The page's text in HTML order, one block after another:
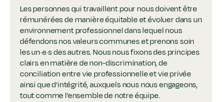
Les personnes qui travaillent pour nous doivent être
rémunérées de manière équitable et évoluer dans un
environnement professionnel dans lequel nous
défendons nos valeurs communes et prenons soin
les un·e·s des autres. Nous nous fixons des principes
clairs en matière de non-discrimination, de
conciliation entre vie professionnelle et vie privée
ainsi que d’intégrité, auxquels nous nous engageons,
tout comme l’ensemble de notre équipe.